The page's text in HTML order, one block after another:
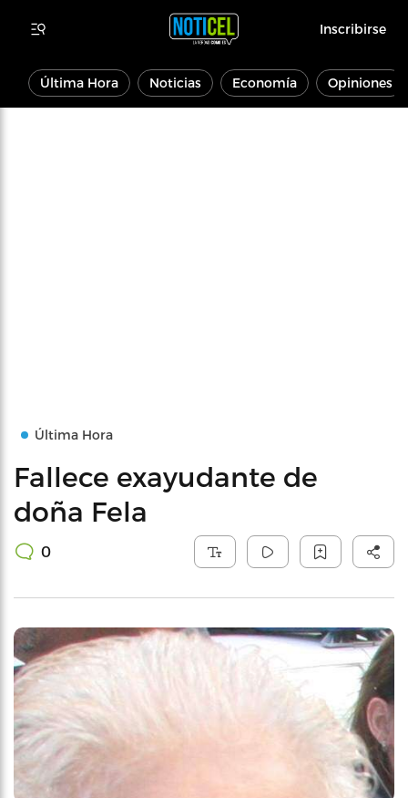
Inscribirse
Última Hora Noticias Economía Opiniones
Última Hora
Fallece exayudante de
doña Fela
0